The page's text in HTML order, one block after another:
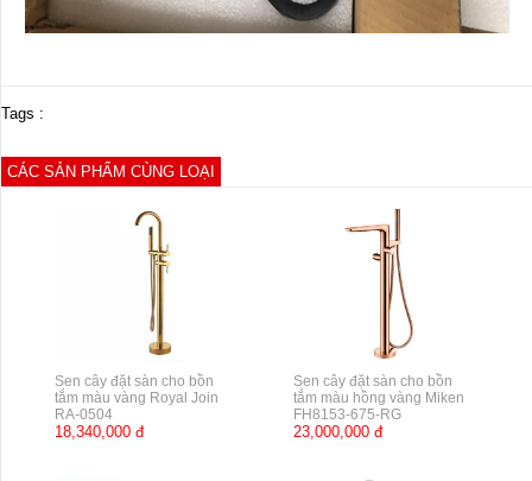
Tags :
CÁC SẢN PHẨM CÙNG LOẠI
Sen cây đặt sàn cho bồn
tắm màu vàng Royal Join
RA-0504
18,340,000 đ
Sen cây đặt sàn cho bồn
tắm màu hồng vàng Miken
FH8153-675-RG
23,000,000 đ